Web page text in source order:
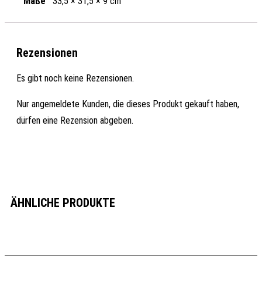
Rezensionen
Es gibt noch keine Rezensionen.
Nur angemeldete Kunden, die dieses Produkt gekauft haben,
dürfen eine Rezension abgeben.
ÄHNLICHE PRODUKTE